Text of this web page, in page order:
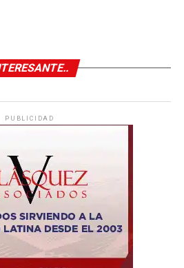
PUBLICIDAD